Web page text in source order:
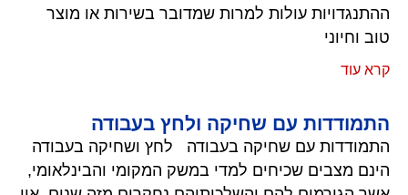
ההתנגדויות עולות למרות שמדובר בשירות או מוצר
טוב וחיוני
קרא עוד
התמודדות עם שחיקה ולחץ בעבודה
התמודדות עם שחיקה בעבודה לחץ ושחיקה בעבודה
הינם מצבים שכיחים למדי במשק המקומי והבינלאומי,